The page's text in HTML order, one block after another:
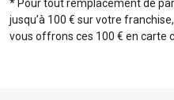
* Pour tout remplacement de
jusqu’à 100 € sur votre
vous offrons ces 100 € en carte